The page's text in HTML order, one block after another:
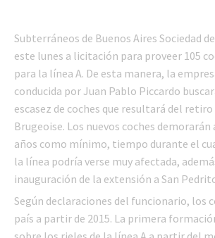
Subterráneos de Buenos Aires Sociedad
este lunes a licitación para proveer 105
para la línea A. De esta manera, la
conducida por Juan Pablo Piccardo
escasez de coches que resultará del retiro
Brugeoise. Los nuevos coches demorarán
años como mínimo, tiempo durante el
la línea podría verse muy afectada,
inauguración de la extensión a San
Según declaraciones del funcionario, los
país a partir de 2015. La primera